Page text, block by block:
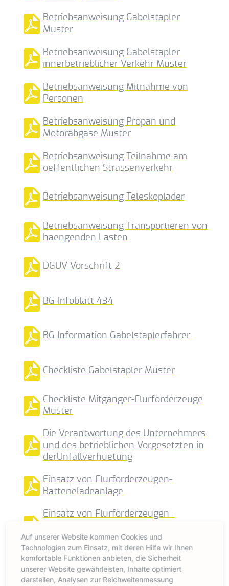
Betriebsanweisung Gabelstapler
Muster
Betriebsanweisung Gabelstapler
innerbetrieblicher Verkehr Muster
Betriebsanweisung Mitnahme von
Personen
Betriebsanweisung Propan und
Motorabgase Muster
Betriebsanweisung Teilnahme am
oeffentlichen Strassenverkehr
Betriebsanweisung Teleskoplader
Betriebsanweisung Transportieren von
haengenden Lasten
DGUV Vorschrift 2
BG-Infoblatt 434
BG Information Gabelstaplerfahrer
Checkliste Gabelstapler Muster
Checkliste Mitgänger-Flurförderzeuge
Muster
Die Verantwortung des Unternehmers
und des betrieblichen Vorgesetzten in
derUnfallverhuetung
Einsatz von Flurförderzeugen-
Batterieladeanlage
Einsatz von Flurförderzeugen -
Strassenverkehr
Einsatz von LKW-Mitnahmestaplern
Auf unserer Website kommen Cookies und
Technologien zum Einsatz, mit deren Hilfe wir Ihnen
komfortable Funktionen anbieten, die Sicherheit
unserer Website gewährleisten, Inhalte optimiert
darstellen, Analysen zur Reichweitenmessung